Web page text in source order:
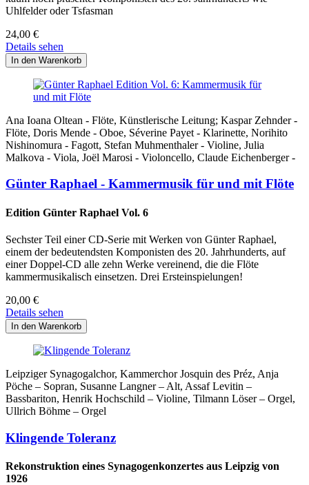
Uhlfelder oder Tsfasman
24,00 €
Details sehen
Ana Ioana Oltean - Flöte, Künstlerische Leitung; Kaspar Zehnder -
Flöte, Doris Mende - Oboe, Séverine Payet - Klarinette, Norihito
Nishinomura - Fagott, Stefan Muhmenthaler - Violine, Julia
Malkova - Viola, Joël Marosi - Violoncello, Claude Eichenberger -
Günter Raphael - Kammermusik für und mit Flöte
Edition Günter Raphael Vol. 6
Sechster Teil einer CD-Serie mit Werken von Günter Raphael,
einem der bedeutendsten Komponisten des 20. Jahrhunderts, auf
einer Doppel-CD alle zehn Werke vereinend, die die Flöte
kammermusikalisch einsetzen. Drei Ersteinspielungen!
20,00 €
Details sehen
Leipziger Synagogalchor, Kammerchor Josquin des Préz, Anja
Pöche – Sopran, Susanne Langner – Alt, Assaf Levitin –
Bassbariton, Henrik Hochschild – Violine, Tilmann Löser – Orgel,
Ullrich Böhme – Orgel
Klingende Toleranz
Rekonstruktion eines Synagogenkonzertes aus Leipzig von
1926